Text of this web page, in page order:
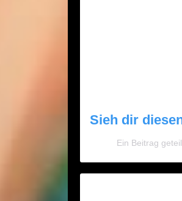
Sieh dir
Ein Beitrag